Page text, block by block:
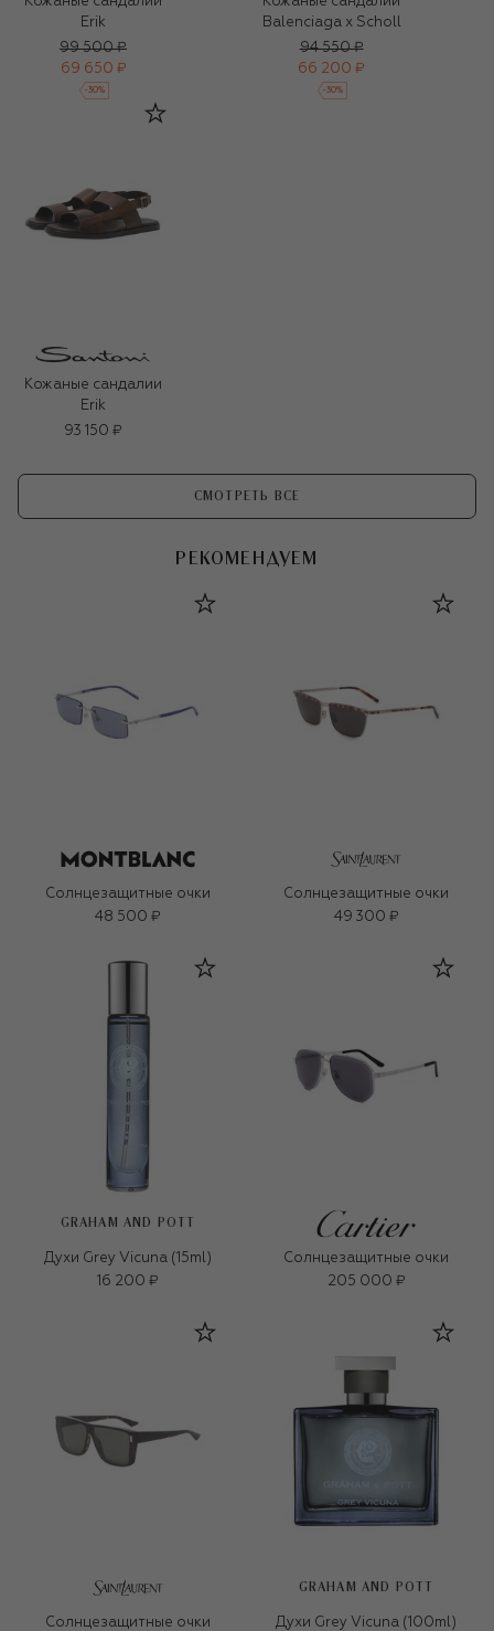
Erik
99 500 ₽
69 650 ₽
-30%
Balenciaga x Scholl
94 550 ₽
66 200 ₽
-30%
Кожаные сандалии
Erik
93 150 ₽
СМОТРЕТЬ ВСЕ
РЕКОМЕНДУЕМ
Солнцезащитные очки
48 500 ₽
Солнцезащитные очки
49 300 ₽
GRAHAM AND POTT
Духи Grey Vicuna (15ml)
16 200 ₽
Солнцезащитные очки
205 000 ₽
Солнцезащитные очки
GRAHAM AND POTT
Духи Grey Vicuna (100ml)